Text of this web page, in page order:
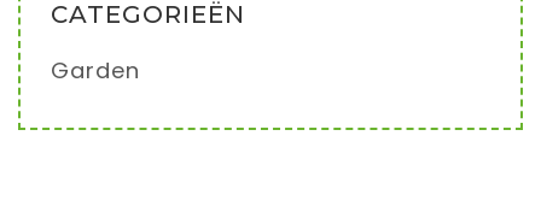
CATEGORIEËN
Garden